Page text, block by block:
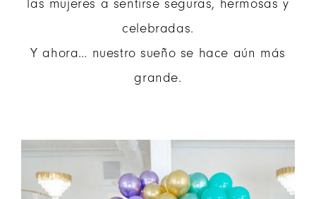
las mujeres a sentirse seguras, hermosas y
celebradas.
Y ahora… nuestro sueño se hace aún más
grande.